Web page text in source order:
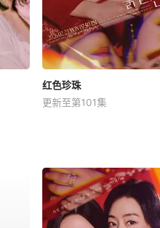
红色珍珠
更新至第101集